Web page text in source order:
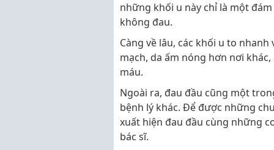
những khối u này chỉ là một
không đau.
Càng về lâu, các khối u to
mạch, da ấm nóng hơn nơi
máu.
Ngoài ra, đau đầu cũng một
bệnh lý khác. Để được những
xuất hiện đau đầu cùng những
bác sĩ.